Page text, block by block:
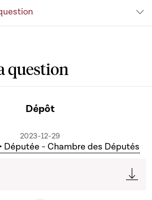
question
Dépôt
2023-12-29
Députée - Chambre des Députés